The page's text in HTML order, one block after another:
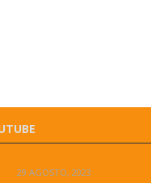
29 AGOSTO, 2023